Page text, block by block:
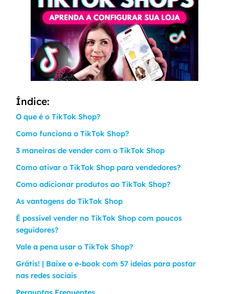
Índice:
O que é o TikTok Shop?
Como funciona o TikTok Shop?
3 maneiras de vender com o TikTok Shop
Como ativar o TikTok Shop para vendedores?
Como adicionar produtos ao TikTok Shop?
As vantagens do TikTok Shop
É possível vender no TikTok Shop com poucos
seguidores?
Vale a pena usar o TikTok Shop?
Grátis! | Baixe o e-book com 57 ideias para postar
nas redes sociais